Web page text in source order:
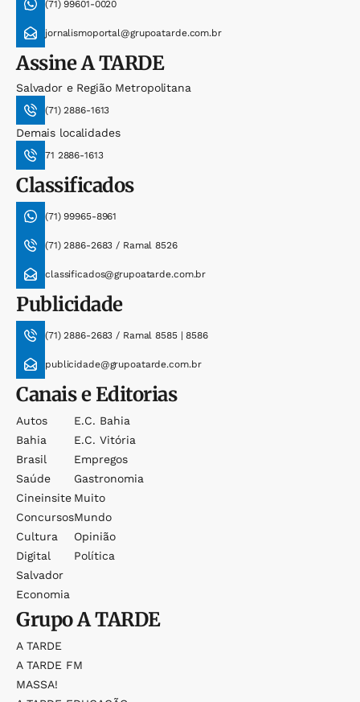
(71) 99601-0020
jornalismoportal@grupoatarde.com.br
AssineA TARDE
Salvador e Região Metropolitana
(71) 2886-1613
Demais localidades
71 2886-1613
Classificados
(71) 99965-8961
(71) 2886-2683 / Ramal 8526
classificados@grupoatarde.com.br
Publicidade
(71) 2886-2683 / Ramal 8585 | 8586
publicidade@grupoatarde.com.br
Canais e Editorias
Autos
Bahia
Brasil
Saúde
Cineinsite
Concursos
Cultura
Digital
Salvador
Economia
E.c. Bahia
E.c. Vitória
Empregos
Gastronomia
Muito
Mundo
Opinião
Política
GrupoA TARDE
A TARDE
A TARDE FM
MASSA!